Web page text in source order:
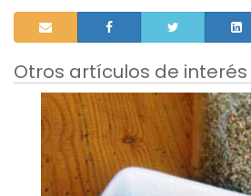
Otros artículos de interés